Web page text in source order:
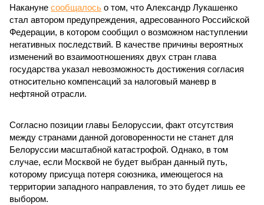
Накануне сообщалось о том, что Александр Лукашенко
стал автором предупреждения, адресованного Российской
Федерации, в котором сообщил о возможном наступлении
негативных последствий. В качестве причины вероятных
изменений во взаимоотношениях двух стран глава
государства указал невозможность достижения согласия
относительно компенсаций за налоговый маневр в
нефтяной отрасли.
Согласно позиции главы Белоруссии, факт отсутствия
между странами данной договоренности не станет для
Белоруссии масштабной катастрофой. Однако, в том
случае, если Москвой не будет выбран данный путь,
которому присуща потеря союзника, имеющегося на
территории западного направления, то это будет лишь ее
выбором.